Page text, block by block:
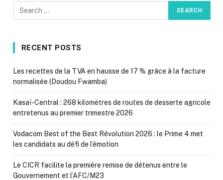
RECENT POSTS
Les recettes de la TVA en hausse de 17 % grâce à la facture
normalisée (Doudou Fwamba)
Kasaï-Central : 268 kilomètres de routes de desserte agricole
entretenus au premier trimestre 2026
Vodacom Best of the Best Révolution 2026 : le Prime 4 met
les candidats au défi de l’émotion
Le CICR facilite la première remise de détenus entre le
Gouvernement et l’AFC/M23